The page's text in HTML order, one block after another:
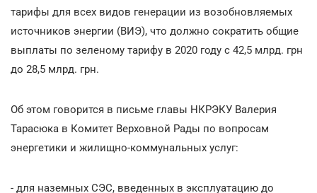
тарифы для всех видов генерации из возобновляемых
источников энергии (ВИЭ), что должно сократить общие
выплаты по зеленому тарифу в 2020 году с 42,5 млрд. грн
до 28,5 млрд. грн.
Об этом говорится в письме главы НКРЭКУ Валерия
Тарасюка в Комитет Верховной Рады по вопросам
энергетики и жилищно-коммунальных услуг:
- для наземных СЭС, введенных в эксплуатацию до